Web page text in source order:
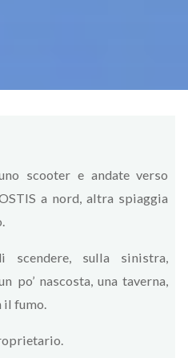
scooter e andate verso
a nord, altra spiaggia
scendere, sulla sinistra,
po’ nascosta, una taverna,
il fumo.